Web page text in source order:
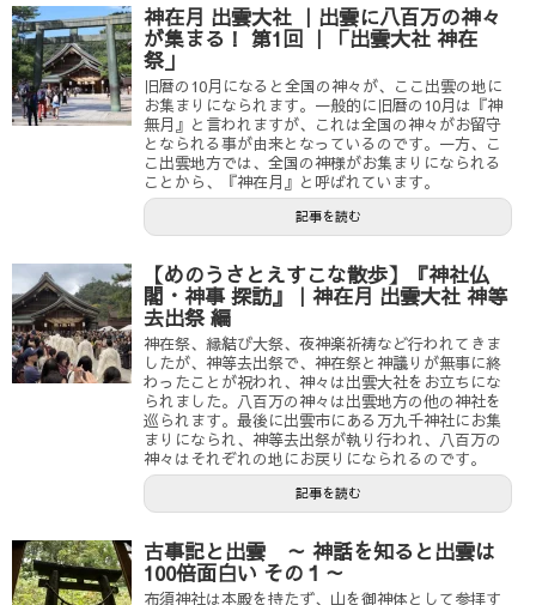
神在月 出雲大社 ｜出雲に八百万の神々
が集まる！ 第1回 ｜「出雲大社 神在
祭」
旧暦の10月になると全国の神々が、ここ出雲の地に
お集まりになられます。一般的に旧暦の10月は『神
無月』と言われますが、これは全国の神々がお留守
となられる事が由来となっているのです。一方、こ
こ出雲地方では、全国の神様がお集まりになられる
ことから、『神在月』と呼ばれています。
記事を読む
【めのうさとえすこな散歩】『神社仏
閣・神事 探訪』｜神在月 出雲大社 神等
去出祭 編
神在祭、縁結び大祭、夜神楽祈祷など行われてきま
したが、神等去出祭で、神在祭と神議りが無事に終
わったことが祝われ、神々は出雲大社をお立ちにな
られました。八百万の神々は出雲地方の他の神社を
巡られます。最後に出雲市にある万九千神社にお集
まりになられ、神等去出祭が執り行われ、八百万の
神々はそれぞれの地にお戻りになられるのです。
記事を読む
古事記と出雲 ～ 神話を知ると出雲は
100倍面白い その１～
布須神社は本殿を持たず、山を御神体として参拝す